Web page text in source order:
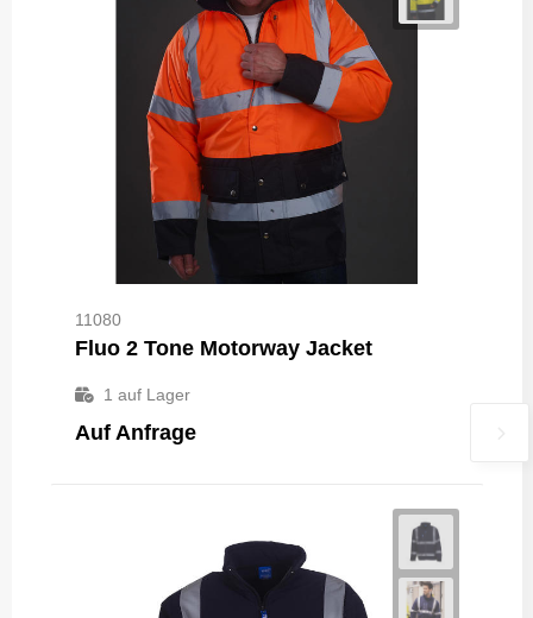
11080
Fluo 2 Tone Motorway Jacket
1 auf Lager
Auf Anfrage